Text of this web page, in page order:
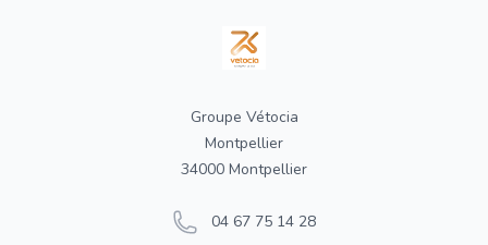
Groupe Vétocia
Montpellier
34000 Montpellier
04 67 75 14 28